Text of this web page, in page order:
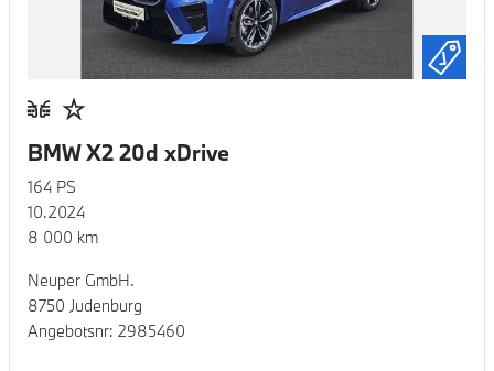
BMW X2 20d xDrive
164 PS
10.2024
8 000 km
Neuper GmbH.
8750 Judenburg
Angebotsnr: 2985460